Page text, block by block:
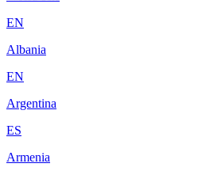
EN
Albania
EN
Argentina
ES
Armenia